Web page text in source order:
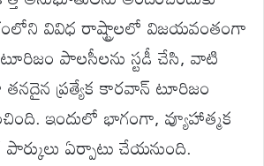
వివిధ రాష్ట్రాలలో విజయవంతంగా
టూరిజం పాలసీలను స్టడీ చేసి, వాటి
తనదైన ప్రత్యేక కారవాన్ టూరిజం
ఇందులో భాగంగా, వ్యూహాత్మక
ఏర్పాటు చేయనుంది.